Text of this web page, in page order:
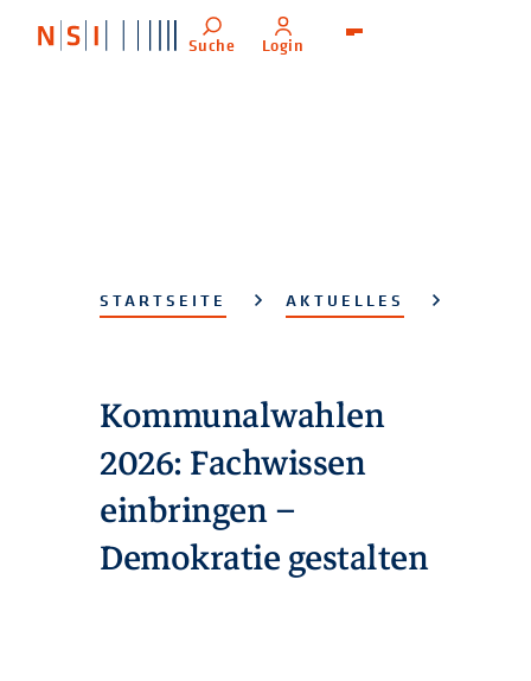
Suche Login
STARTSEITE AKTUELLES
Kommunalwahlen
2026: Fachwissen
einbringen –
Demokratie gestalten